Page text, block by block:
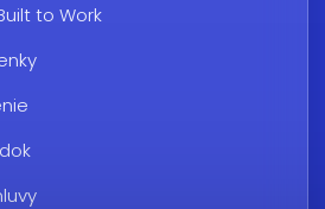
to Work